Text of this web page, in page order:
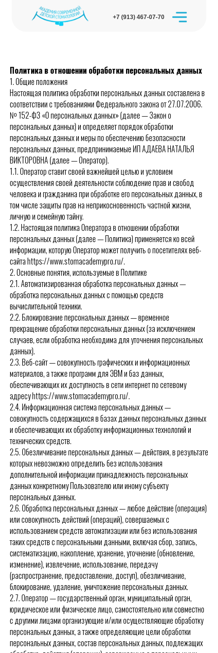
+7 (913) 467-07-70
Политика в отношении обработки персональных данных
1. Общие положения
Настоящая политика обработки персональных данных составлена в
соответствии с требованиями Федерального закона от 27.07.2006.
№ 152-ФЗ «О персональных данных» (далее — Закон о
персональных данных) и определяет порядок обработки
персональных данных и меры по обеспечению безопасности
персональных данных, предпринимаемые ИП АДАЕВА НАТАЛЬЯ
ВИКТОРОВНА (далее — Оператор).
1.1. Оператор ставит своей важнейшей целью и условием
осуществления своей деятельности соблюдение прав и свобод
человека и гражданина при обработке его персональных данных, в
том числе защиты прав на неприкосновенность частной жизни,
личную и семейную тайну.
1.2. Настоящая политика Оператора в отношении обработки
персональных данных (далее — Политика) применяется ко всей
информации, которую Оператор может получить о посетителях веб-
сайта https://www.stomacademypro.ru/.
2. Основные понятия, используемые в Политике
2.1. Автоматизированная обработка персональных данных —
обработка персональных данных с помощью средств
вычислительной техники.
2.2. Блокирование персональных данных — временное
прекращение обработки персональных данных (за исключением
случаев, если обработка необходима для уточнения персональных
данных).
2.3. Веб-сайт — совокупность графических и информационных
материалов, а также программ для ЭВМ и баз данных,
обеспечивающих их доступность в сети интернет по сетевому
адресу https://www.stomacademypro.ru/.
2.4. Информационная система персональных данных —
совокупность содержащихся в базах данных персональных данных
и обеспечивающих их обработку информационных технологий и
технических средств.
2.5. Обезличивание персональных данных — действия, в результате
которых невозможно определить без использования
дополнительной информации принадлежность персональных
данных конкретному Пользователю или иному субъекту
персональных данных.
2.6. Обработка персональных данных — любое действие (операция)
или совокупность действий (операций), совершаемых с
использованием средств автоматизации или без использования
таких средств с персональными данными, включая сбор, запись,
систематизацию, накопление, хранение, уточнение (обновление,
изменение), извлечение, использование, передачу
(распространение, предоставление, доступ), обезличивание,
блокирование, удаление, уничтожение персональных данных.
2.7. Оператор — государственный орган, муниципальный орган,
юридическое или физическое лицо, самостоятельно или совместно
с другими лицами организующие и/или осуществляющие обработку
персональных данных, а также определяющие цели обработки
персональных данных, состав персональных данных, подлежащих